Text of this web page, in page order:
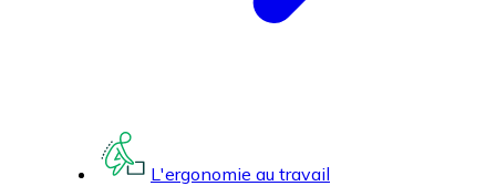
L'ergonomie au travail